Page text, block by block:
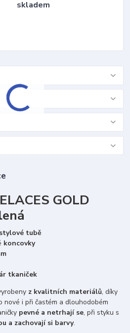
skladem
GOLD
tubě
koncovky
tkaniček
z kvalitních materiálů, díky
nové i při častém a dlouhodobém
pevné a netrhají se, při styku s
a zachovají si barvy.